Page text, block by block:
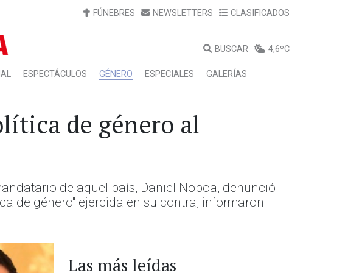
FÚNEBRES NEWSLETTERS CLASIFICADOS
BUSCAR 4,6ºC
ESPECTÁCULOS GÉNERO ESPECIALES GALERÍAS
de género al
de aquel país, Daniel Noboa, denunció
de género" ejercida en su contra, informaron
Las más leídas